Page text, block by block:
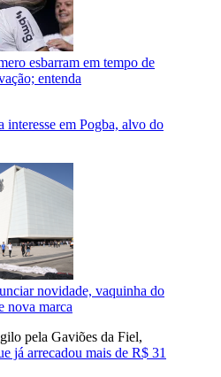
esbarram em tempo de
entenda
interesse em Pogba, alvo do
novidade, vaquinha do
nova marca
pela Gaviões da Fiel,
já arrecadou mais de R$ 31